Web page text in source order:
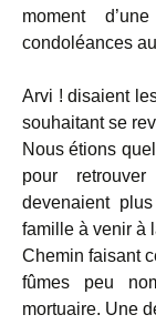
moment
condoléances
Arvi ! disaient
souhaitant se
Nous étions
pour
devenaient
famille à venir à
Chemin faisant
fûmes peu
mortuaire. Une